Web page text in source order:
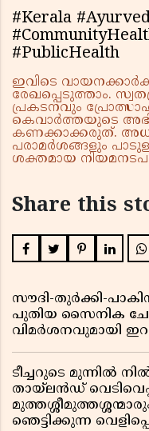
#Kerala
#PublicHealth
ഇവിടെ
രേഖപ്പെടുത്താം.
പ്രകടനവും
കെവാർത്തയുടെ
കണക്കാക്കരുത്.
പരാമർശങ്ങളും
ശക്തമായ
Share this
സൗദി-തുർക്കി-
പുതിയ സൈനിക
വിമർശനവുമായി
ടീച്ചറുടെ മുന്നിൽ
തായ്‌ലൻഡ്
ഞെട്ടിക്കുന്ന